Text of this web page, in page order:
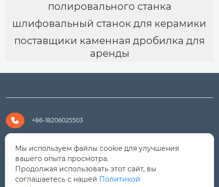
полировального станка
шлифовальный станок для керамики
поставщики каменная дробилка для
аренды
 +86-18206025503
 +8618206025503
 yanali@hualongm.com
Мы используем файлы cookie для улучшения
вашего опыта просмотра.
Продолжая использовать этот сайт, вы
соглашаетесь с нашей Политикой